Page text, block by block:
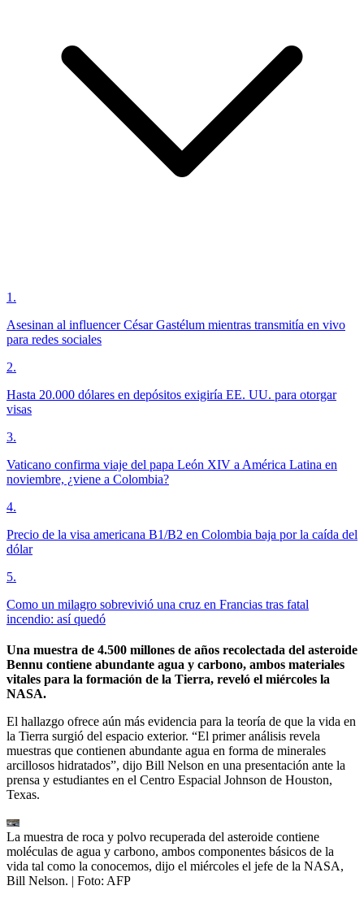
1 .
Asesinan al influencer César Gastélum mientras transmitía en vivo
para redes sociales
2.
Hasta 20.000 dólares en depósitos exigiría EE. UU. para otorgar
visas
3.
Vaticano confirma viaje del papa León XIV a América Latina en
noviembre, ¿viene a Colombia?
4.
Precio de la visa americana B1/B2 en Colombia baja por la caída del
dólar
5.
Como un milagro sobrevivió una cruz en Francias tras fatal
incendio: así quedó
Una muestra de 4.500 millones de años recolectada del asteroide
Bennu contiene abundante agua y carbono, ambos materiales
vitales para la formación de la Tierra, reveló el miércoles la
NASA.
El hallazgo ofrece aún más evidencia para la teoría de que la vida en
la Tierra surgió del espacio exterior. “El primer análisis revela
muestras que contienen abundante agua en forma de minerales
arcillosos hidratados”, dijo Bill Nelson en una presentación ante la
prensa y estudiantes en el Centro Espacial Johnson de Houston,
Texas.
La muestra de roca y polvo recuperada del asteroide contiene
moléculas de agua y carbono, ambos componentes básicos de la
vida tal como la conocemos, dijo el miércoles el jefe de la NASA,
Bill Nelson. | Foto: AFP